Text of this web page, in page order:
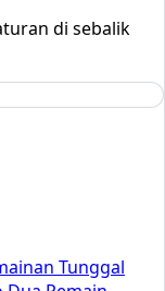
di sebalik
Tunggal